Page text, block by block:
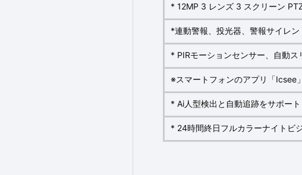
* 12MP 3 レンズ 3 スクリーン
*連動警報、投光器、警報サイレン
* PIRモーションセンサー、自動
※スマートフォンのアプリ「Icsee
* Ai人型検出と自動追跡をサポート
* 24時間終日フルカラーナイトビ